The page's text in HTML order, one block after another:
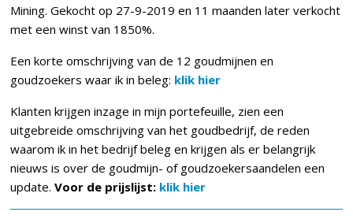
Mining. Gekocht op 27-9-2019 en 11 maanden later verkocht
met een winst van 1850%.
Een korte omschrijving van de 12 goudmijnen en
goudzoekers waar ik in beleg: klik hier
Klanten krijgen inzage in mijn portefeuille, zien een
uitgebreide omschrijving van het goudbedrijf, de reden
waarom ik in het bedrijf beleg en krijgen als er belangrijk
nieuws is over de goudmijn- of goudzoekersaandelen een
update.Voor de prijslijst: klik hier